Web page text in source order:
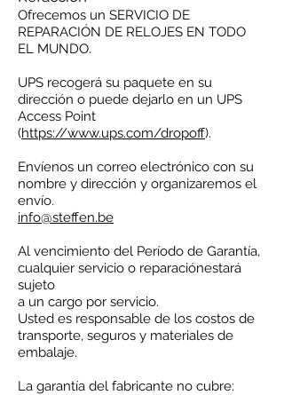
Ofrecemos un SERVICIO DE
REPARACIÓN DE RELOJES EN TODO
EL MUNDO.
UPS recogerá su paquete en su
dirección o puede dejarlo en un UPS
Access Point
(https://www.ups.com/dropoff).
Envíenos un correo electrónico con su
nombre y dirección y organizaremos el
envío.
info@steffen.be
Al vencimiento del Período de Garantía,
cualquier servicio o reparaciónestará
sujeto
a un cargo por servicio.
Usted es responsable de los costos de
transporte, seguros y materiales de
embalaje.
La garantía del fabricante no cubre: